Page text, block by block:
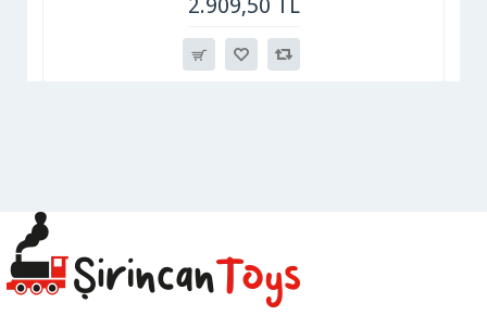
2.909,50 TL